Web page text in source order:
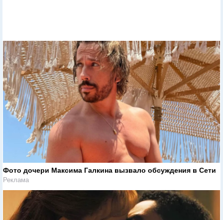
Фото дочери Максима Галкина вызвало обсуждения в Сети
Реклама